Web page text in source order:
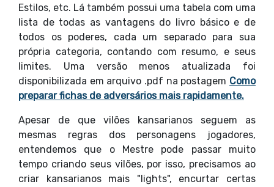
Estilos, etc. Lá também possui uma tabela com uma
lista de todas as vantagens do livro básico e de
todos os poderes, cada um separado para sua
própria categoria, contando com resumo, e seus
limites. Uma versão menos atualizada foi
disponibilizada em arquivo .pdf na postagem Como
preparar fichas de adversários mais rapidamente.
Apesar de que vilões kansarianos seguem as
mesmas regras dos personagens jogadores,
entendemos que o Mestre pode passar muito
tempo criando seus vilões, por isso, precisamos ao
criar kansarianos mais "lights", encurtar certas